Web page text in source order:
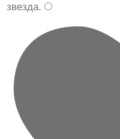
звезда.